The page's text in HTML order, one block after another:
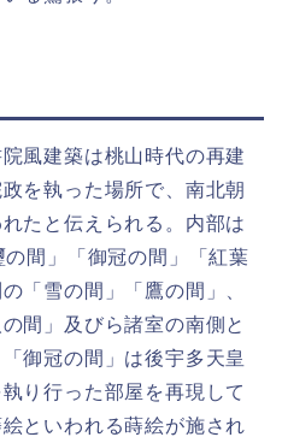
風建築は桃山時代の再建
を執った場所で、南北朝
たと伝えられる。内部は
間」「御冠の間」「紅葉
「雪の間」「鷹の間」、
間」及びら諸室の南側と
御冠の間」は後宇多天皇
り行った部屋を再現して
といわれる蒔絵が施され